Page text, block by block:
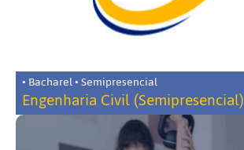
• Bacharel • Semipresencial
Engenharia Civil (Semipresencial)